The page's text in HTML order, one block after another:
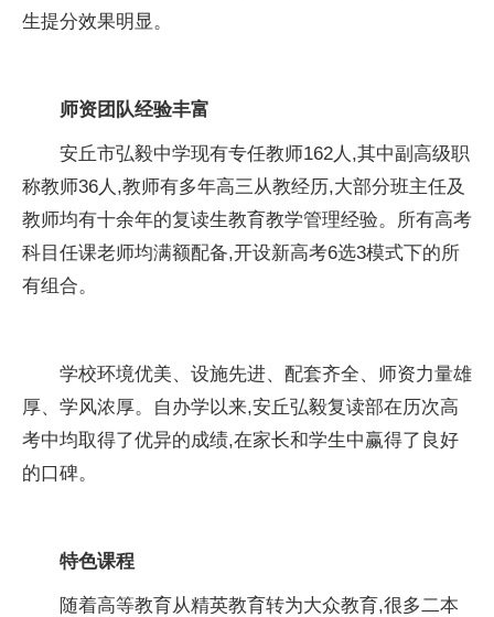
生提分效果明显。
师资团队经验丰富
安丘市弘毅中学现有专任教师162人,其中副高级职
称教师36人,教师有多年高三从教经历,大部分班主任及
教师均有十余年的复读生教育教学管理经验。所有高考
科目任课老师均满额配备,开设新高考6选3模式下的所
有组合。
学校环境优美、设施先进、配套齐全、师资力量雄
厚、学风浓厚。自办学以来,安丘弘毅复读部在历次高
考中均取得了优异的成绩,在家长和学生中赢得了良好
的口碑。
特色课程
随着高等教育从精英教育转为大众教育,很多二本